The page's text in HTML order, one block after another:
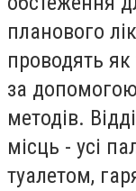
планового
проводять
за
методів.
місць - усі
туалетом,